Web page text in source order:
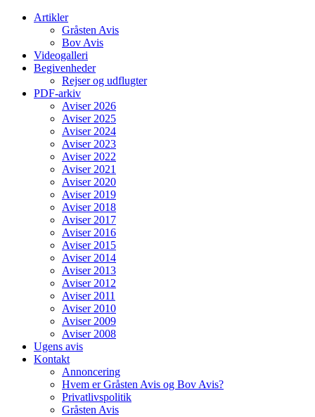
Artikler
Gråsten Avis
Bov Avis
Videogalleri
Begivenheder
Rejser og udflugter
PDF-arkiv
Aviser 2026
Aviser 2025
Aviser 2024
Aviser 2023
Aviser 2022
Aviser 2021
Aviser 2020
Aviser 2019
Aviser 2018
Aviser 2017
Aviser 2016
Aviser 2015
Aviser 2014
Aviser 2013
Aviser 2012
Aviser 2011
Aviser 2010
Aviser 2009
Aviser 2008
Ugens avis
Kontakt
Annoncering
Hvem er Gråsten Avis og Bov Avis?
Privatlivspolitik
Gråsten Avis